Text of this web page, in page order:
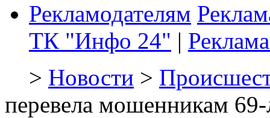
Рекламодателям
ТК "Инфо 24" |
> Новости >
перевела мошенникам